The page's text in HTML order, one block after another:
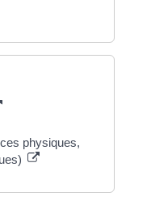
physiques,